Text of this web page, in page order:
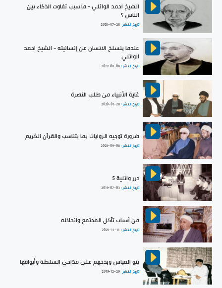
الشيخ احمد الوائلي - ما سبب تفاوت الذكاء بين
الناس ؟
تاريخ النشر :2020-07-28
عندما ينسلخ الانسان عن إنسانيته - الشيخ احمد
الوائلي
تاريخ النشر :2019-06-06
غاية الأنبياء من طلب النصرة
تاريخ النشر :2020-01-28
ضرورة توجيه الروايات بما يتناسب والقرآن الكريم
تاريخ النشر :2023-09-08
درر وائلية 5
تاريخ النشر :2019-07-03
من أسباب تآكل المجتمع وانحلاله
تاريخ النشر : 2025-11-11
بنو العباس وبذخهم على مدّاحي السلطة وأبواقها
تاريخ النشر :2019-12-29